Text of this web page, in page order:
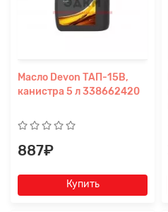
Масло Devon ТАП-15В,
канистра 5 л 338662420
887₽
Купить